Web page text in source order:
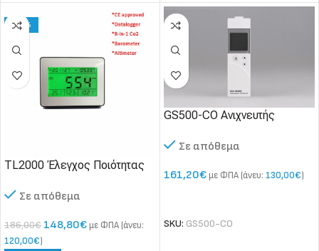
-20%
TL2000 Έλεγχος Ποιότητας
Σε απόθεμα
186,00€148,80€ με ΦΠΑ (άνευ:
120,00€)
GS500-CO Ανιχνευτής
στον χώρο
Σε απόθεμα
161,20€ με ΦΠΑ (άνευ: 130,00€)
SKU: GS500-CO